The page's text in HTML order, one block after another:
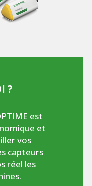
?
est
et
vos
capteurs
réel les